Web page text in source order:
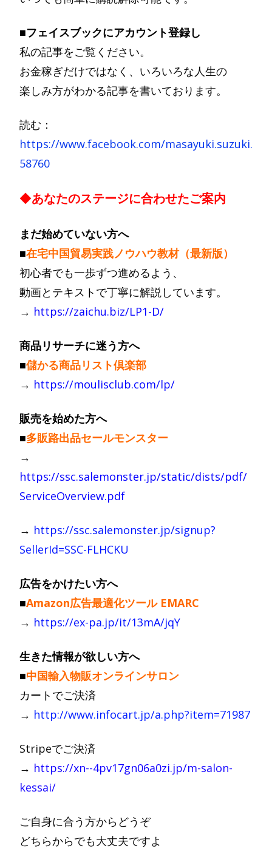
■フェイスブックにアカウント登録し
私の記事をご覧ください。
お金稼ぎだけではなく、いろいろな人生の
楽しみ方がわかる記事を書いております。
読む：
https://www.facebook.com/masayuki.suzuki.
58760
◆あなたのステージに合わせたご案内
まだ始めていない方へ
■在宅中国貿易実践ノウハウ教材（最新版）
初心者でも一歩ずつ進めるよう、
動画とテキストで丁寧に解説しています。
→ https://zaichu.biz/LP1-D/
商品リサーチに迷う方へ
■儲かる商品リスト倶楽部
→ https://moulisclub.com/lp/
販売を始めた方へ
■多販路出品セールモンスター
→
https://ssc.salemonster.jp/static/dists/pdf/
ServiceOverview.pdf
→ https://ssc.salemonster.jp/signup?
SellerId=SSC-FLHCKU
広告をかけたい方へ
■Amazon広告最適化ツール EMARC
→ https://ex-pa.jp/it/13mA/jqY
生きた情報が欲しい方へ
■中国輸入物販オンラインサロン
カートでご決済
→ http://www.infocart.jp/a.php?item=71987
Stripeでご決済
→ https://xn--4pv17gn06a0zi.jp/m-salon-
kessai/
ご自身に合う方からどうぞ
どちらからでも大丈夫ですよ